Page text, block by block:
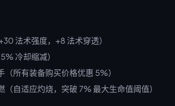
法术强度，+8 法术穿透）
冷却缩减）
（所有装备购买价格优惠 5%）
（自适应灼烧，突破 7% 最大生命值阈值）